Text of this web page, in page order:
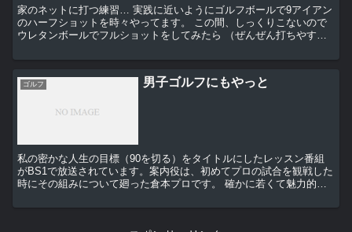
家のネットに打つ練習… 実践に近いようにゴルフボールで9アイアン
のハーフショットを時々やってます。 この間、しっくりこないので
ウレタンボールでフルショットをしてみたら （ぜんぜん打ちやす
ゴルフ 男子ゴルフにもやっと
私の密かな人生の目標（90を切る）をタイトルにしたレッスン番組
がBS1で放送されています。案内役は、初めてプロの試合を観戦した
時にその組みについて廻った倉本プロです。 確かに若くて魅力的な